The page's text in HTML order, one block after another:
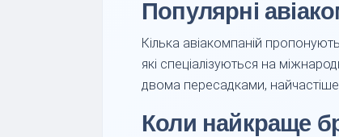
Популярні
Кілька авіакомпаній
які спеціалізуються на
двома пересадками, найчастіше
Коли найкраще